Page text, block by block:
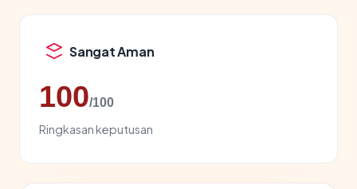
Sangat Aman
100/100
Ringkasan keputusan